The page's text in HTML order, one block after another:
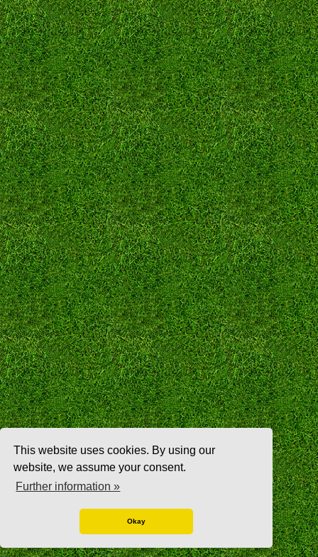
This website uses cookies. By using our
website, we assume your consent.
Further information »
Okay